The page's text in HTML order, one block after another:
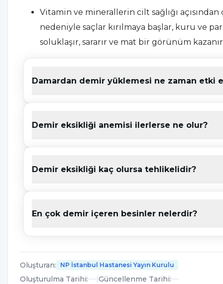
Vitamin ve minerallerin cilt sağlığı
nedeniyle saçlar kırılmaya başlar, kuru ve
soluklaşır, sararır ve mat bir görünüm
Vitamin eksikliklerinin genel belirtilerinden
Kronik baş ağrıları görülür.
Demir eksikliği olan kişiler sürekli olarak
görülebilir.
Damardan demir yüklemesi ne zaman etki
Demir eksikliği anemisi ilerlerse ne olur?
Demir eksikliği kaç olursa tehlikelidir?
En çok demir içeren besinler nelerdir?
Oluşturan: NP İstanbul Hastanesi Yayın Kurulu
Oluşturulma Tarihi: |Güncellenme Tarihi: